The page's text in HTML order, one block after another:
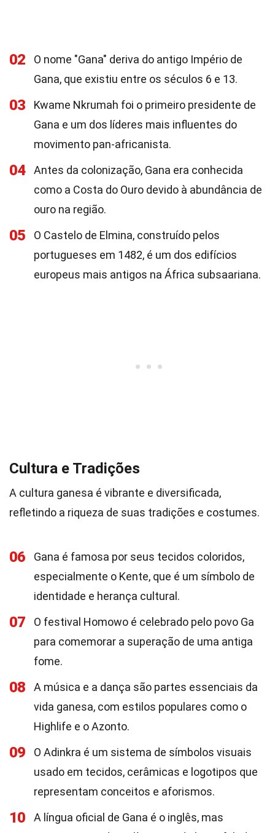
02
O nome "Gana" deriva do antigo Império de
Gana, que existiu entre os séculos 6 e 13.
03
Kwame Nkrumah foi o primeiro presidente de
Gana e um dos líderes mais influentes do
movimento pan-africanista.
04
Antes da colonização, Gana era conhecida
como a Costa do Ouro devido à abundância de
ouro na região.
05
O Castelo de Elmina, construído pelos
portugueses em 1482, é um dos edifícios
europeus mais antigos na África subsaariana.
Cultura e Tradições
A cultura ganesa é vibrante e diversificada,
refletindo a riqueza de suas tradições e costumes.
06
Gana é famosa por seus tecidos coloridos,
especialmente o Kente, que é um símbolo de
identidade e herança cultural.
07
O festival Homowo é celebrado pelo povo Ga
para comemorar a superação de uma antiga
fome.
08
A música e a dança são partes essenciais da
vida ganesa, com estilos populares como o
Highlife e o Azonto.
09
O Adinkra é um sistema de símbolos visuais
usado em tecidos, cerâmicas e logotipos que
representam conceitos e aforismos.
10
A língua oficial de Gana é o inglês, mas